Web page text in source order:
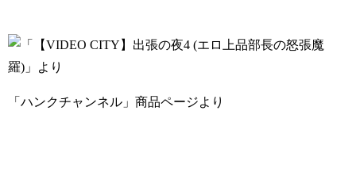
「ハンクチャンネル」商品ページより